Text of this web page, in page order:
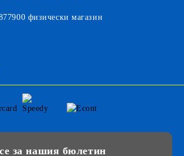
физически магазин
за нашия бюлетин